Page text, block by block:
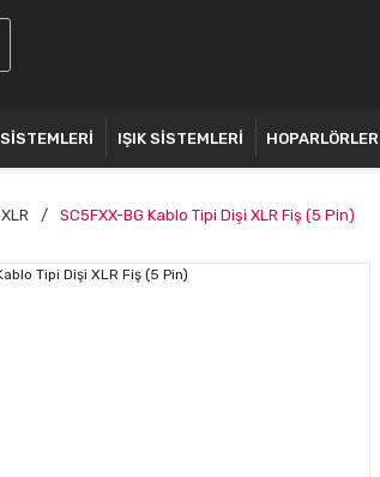
IŞIK SİSTEMLERİ HOPARLÖRLER
XLR SC5FXX-BG Kablo Tipi Dişi XLR Fiş (5 Pin)